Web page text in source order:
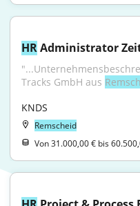
HR Administrator
Tracks GmbH aus
KNDS
Remscheid
Von 31.000,00 € bis